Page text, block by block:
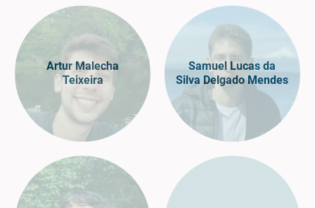
Artur Malecha
Teixeira
Samuel Lucas da
Silva Delgado Mendes